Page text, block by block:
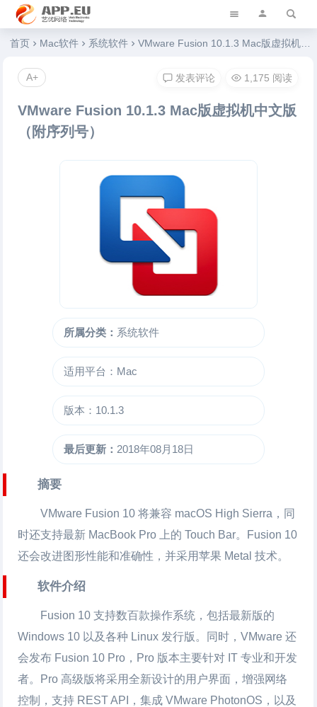
艺优软件乐园
首页 Mac软件 系统软件 VMware Fusion 10.1.3 Mac版虚拟机中文版（附序列号）
VMware Fusion 10.1.3 Mac版虚拟机中文版
（附序列号）
所属分类： 系统软件
适用平台：Mac
版本：10.1.3
最后更新： 2018年08月18日
摘要
VMware Fusion 10 将兼容 macOS High Sierra，同
时还支持最新 MacBook Pro 上的 Touch Bar。Fusion 10
还会改进图形性能和准确性，并采用苹果 Metal 技术。
软件介绍
Fusion 10 支持数百款操作系统，包括最新版的
Windows 10 以及各种 Linux 发行版。同时，VMware 还
会发布 Fusion 10 Pro，Pro 版本主要针对 IT 专业和开发
者。Pro 高级版将采用全新设计的用户界面，增强网络
控制，支持 REST API，集成 VMware PhotonOS，以及
发表评论 1,175 阅读
A+